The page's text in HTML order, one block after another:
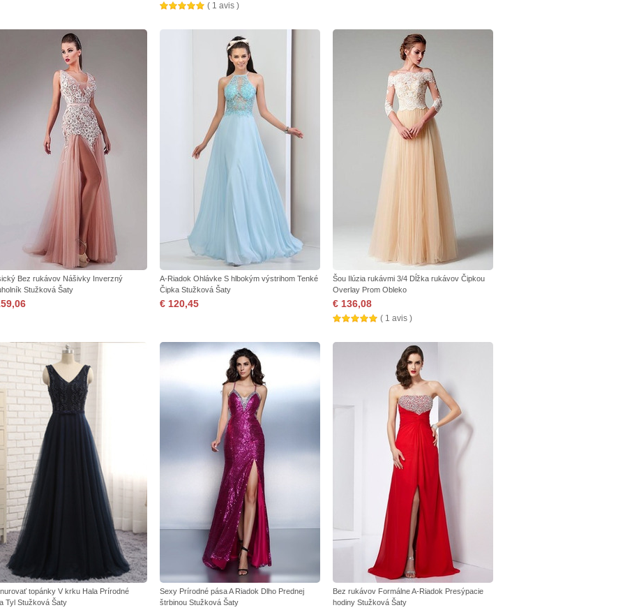
( 1 avis )
Bez rukávov Nášivky Inverzný
Stužková Šaty
A-Riadok Ohlávke S hlbokým výstrihom Tenké
Čipka Stužková Šaty
€ 120,45
Šou Ilúzia rukávmi 3/4 Dĺžka rukávov Čipkou
Overlay Prom Obleko
€ 136,08
( 1 avis )
topánky V krku Hala Prírodné
Tyl Stužková Šaty
Sexy Prírodné pása A Riadok Dlho Prednej
štrbinou Stužková Šaty
Bez rukávov Formálne A-Riadok Presýpacie
hodiny Stužková Šaty